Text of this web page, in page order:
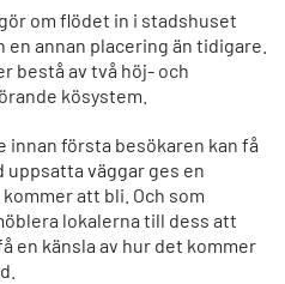
om flödet in i stadshuset
annan placering än tidigare.
bestå av två höj- och
kösystem.
innan första besökaren kan få
väggar ges en
att bli. Och som
lokalerna till dess att
en känsla av hur det kommer